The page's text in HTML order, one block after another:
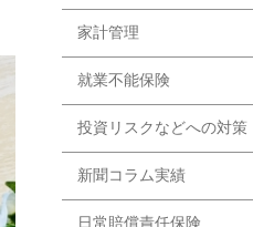
家計管理
就業不能保険
投資リスクなどへの対策
新聞コラム実績
日常賠償責任保険